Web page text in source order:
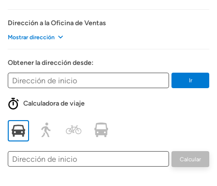
Dirección a la Oficina de Ventas
Mostrar dirección
Obtener la dirección desde:
Ir
Calculadora de viaje
Dirección
de
Calcular